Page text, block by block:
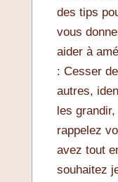
des tips
vous
aider à
: Cesser
autres,
les
rappelez
avez tout
souhaitez